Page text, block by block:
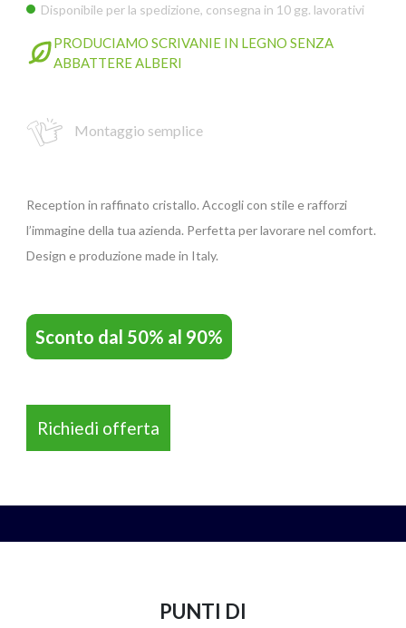
NAPEE –
Disponibile per la spedizione, consegna in 10 gg. lavorativi
PRODUCIAMO SCRIVANIE IN LEGNO SENZA
ABBATTERE ALBERI
Montaggio semplice
Reception in raffinato cristallo. Accogli con stile e rafforzi
l’immagine della tua azienda. Perfetta per lavorare nel comfort.
Design e produzione made in Italy.
Sconto dal 50% al 90%
Richiedi offerta
PUNTI DI